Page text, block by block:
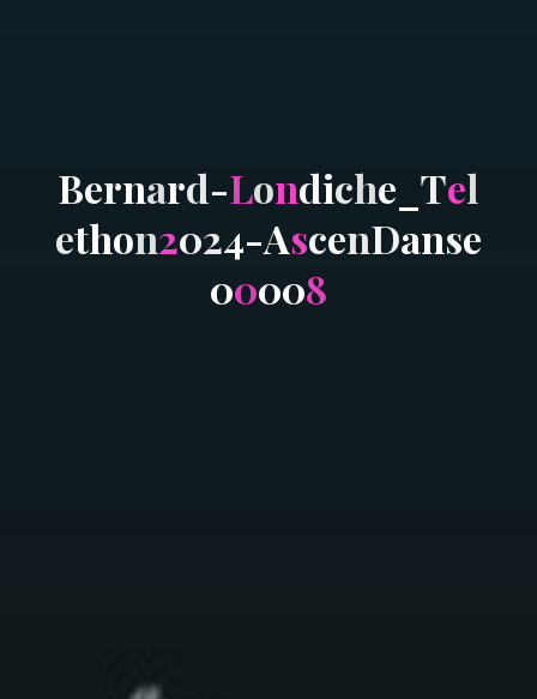
Bernard-Londiche Tel
ethon2024-AscenDanse
00008